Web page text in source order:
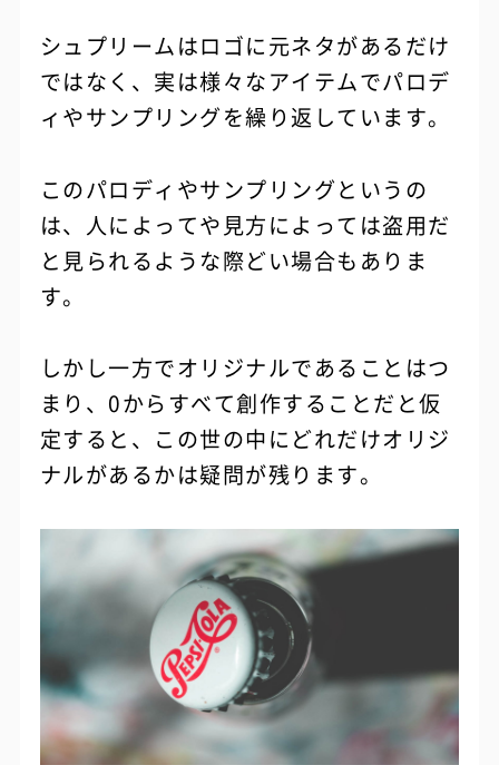
シュプリームはロゴに元ネタがあるだけ
ではなく、実は様々なアイテムでパロデ
ィやサンプリングを繰り返しています。
このパロディやサンプリングというの
は、人によってや見方によっては盗用だ
と見られるような際どい場合もありま
す。
しかし一方でオリジナルであることはつ
まり、0からすべて創作することだと仮
定すると、この世の中にどれだけオリジ
ナルがあるかは疑問が残ります。